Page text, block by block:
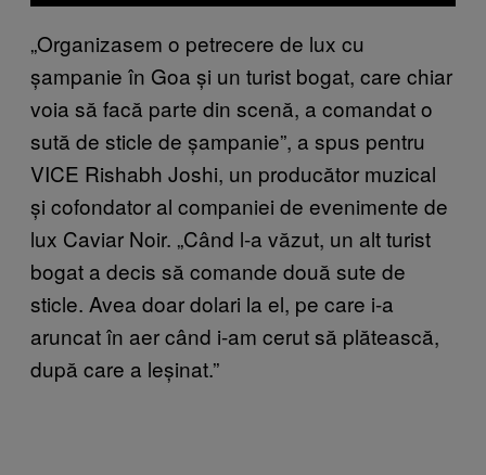
„Organizasem o petrecere de lux cu
șampanie în Goa și un turist bogat, care chiar
voia să facă parte din scenă, a comandat o
sută de sticle de șampanie”, a spus pentru
VICE Rishabh Joshi, un producător muzical
și cofondator al companiei de evenimente de
lux Caviar Noir. „Când l-a văzut, un alt turist
bogat a decis să comande două sute de
sticle. Avea doar dolari la el, pe care i-a
aruncat în aer când i-am cerut să plătească,
după care a leșinat.”